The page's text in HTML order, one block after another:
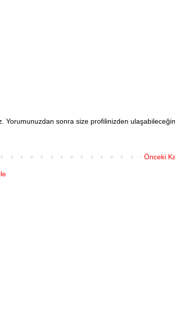
Yorumunuzdan sonra size profilinizden
Önceki